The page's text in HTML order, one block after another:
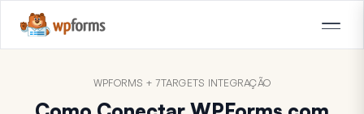
WPFORMS + 7TARGETS INTEGRAÇÃO